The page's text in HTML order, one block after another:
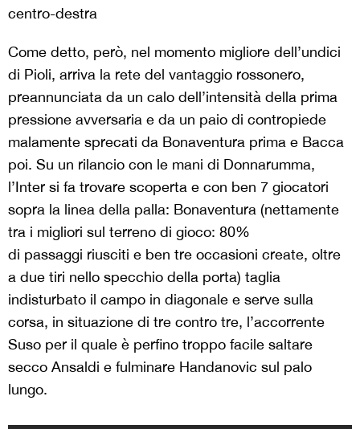
centro-destra
Come detto, però, nel momento migliore dell’undici
di Pioli, arriva la rete del vantaggio rossonero,
preannunciata da un calo dell’intensità della prima
pressione avversaria e da un paio di contropiede
malamente sprecati da Bonaventura prima e Bacca
poi. Su un rilancio con le mani di Donnarumma,
l’Inter si fa trovare scoperta e con ben 7 giocatori
sopra la linea della palla: Bonaventura (nettamente
tra i migliori sul terreno di gioco: 80%
di passaggi riusciti e ben tre occasioni create, oltre
a due tiri nello specchio della porta) taglia
indisturbato il campo in diagonale e serve sulla
corsa, in situazione di tre contro tre, l’accorrente
Suso per il quale è perfino troppo facile saltare
secco Ansaldi e fulminare Handanovic sul palo
lungo.